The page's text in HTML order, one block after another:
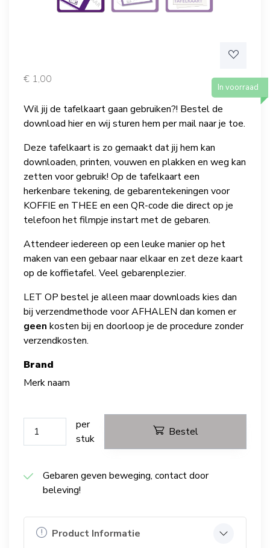
€ 1,00
In voorraad
Wil jij de tafelkaart gaan gebruiken?! Bestel de
download hier en wij sturen hem per mail naar je toe.
Deze tafelkaart is zo gemaakt dat jij hem kan
downloaden, printen, vouwen en plakken en weg kan
zetten voor gebruik! Op de tafelkaart een
herkenbare tekening, de gebarentekeningen voor
KOFFIE en THEE en een QR-code die direct op je
telefoon het filmpje instart met de gebaren.
Attendeer iedereen op een leuke manier op het
maken van een gebaar naar elkaar en zet deze kaart
op de koffietafel. Veel gebarenplezier.
LET OP bestel je alleen maar downloads kies dan
bij verzendmethode voor AFHALEN dan komen er
geen kosten bij en doorloop je de procedure zonder
verzendkosten.
brand
Merk naam
per
stuk
Bestel
Gebaren geven beweging, contact door
beleving!
Product Informatie